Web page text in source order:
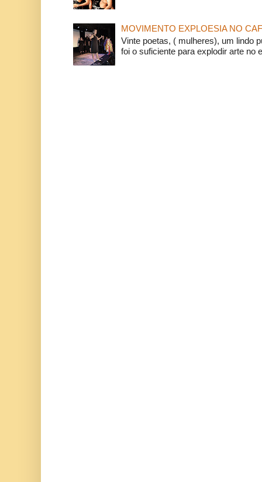
MOVIMENTO EXPLOESIA NO
Vinte poetas, ( mulheres), um lindo
foi o suficiente para explodir arte no